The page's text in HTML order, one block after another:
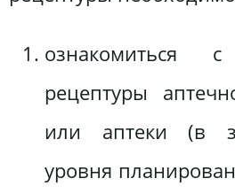
ознакомиться с
рецептуры
или аптеки (в
уровня